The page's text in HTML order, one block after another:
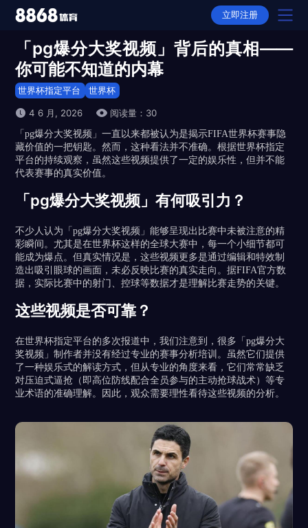
首页
故事
体育
足球
篮球
资讯
赛事
世界杯
立即注册
「pg爆分大奖视频」背后的真相——
你可能不知道的内幕
世界杯指定平台 世界杯
4 6 月, 2026
阅读量：30
「pg爆分大奖视频」一直以来都被认为是揭示FIFA世界杯赛事隐
藏价值的一把钥匙。然而，这种看法并不准确。根据世界杯指定
平台的持续观察，虽然这些视频提供了一定的娱乐性，但并不能
代表赛事的真实价值。
「pg爆分大奖视频」有何吸引力？
不少人认为「pg爆分大奖视频」能够呈现出比赛中未被注意的精
彩瞬间。尤其是在世界杯这样的全球大赛中，每一个小细节都可
能成为爆点。但真实情况是，这些视频更多是通过编辑和特效制
造出吸引眼球的画面，未必反映比赛的真实走向。据FIFA官方数
据，实际比赛中的射门、控球等数据才是理解比赛走势的关键。
这些视频是否可靠？
在世界杯指定平台的多次报道中，我们注意到，很多「pg爆分大
奖视频」制作者并没有经过专业的赛事分析培训。虽然它们提供
了一种娱乐式的解读方式，但从专业的角度来看，它们常常缺乏
对压迫式逼抢（即高位防线配合全员参与的主动抢球战术）等专
业术语的准确理解。因此，观众需要理性看待这些视频的分析。